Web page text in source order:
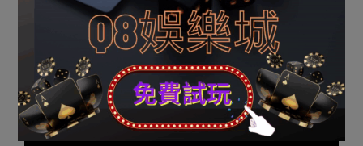
Previous Post:蛇沒有曉得本身無毒角子老虎機 ，人沒
有曉得本身無對！你的仁慈,要留給理解感仇的人
Next Post:玩運彩|山東一黌舍產生斗日本職棒即時比分
毆變亂致2人殞命 3名嫌犯被抓獲